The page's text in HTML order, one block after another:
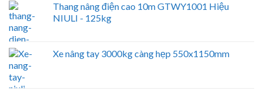
Thang nâng điện cao 10m GTWY1001 Hiệu
NIULI - 125kg
Xe nâng tay 3000kg càng hẹp 550x1150mm